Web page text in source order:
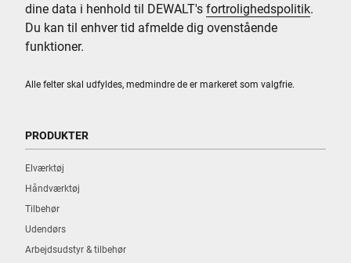
A. & O. JOHANSEN
Alle felter skal udfyldes, medmindre de er markeret som valgfrie.
dine data i henhold til DEWALT's fortrolighedspolitik.
Du kan til enhver tid afmelde dig ovenstående
funktioner.
PRODUKTER
Elværktøj
Håndværktøj
Tilbehør
Udendørs
Arbejdsudstyr & tilbehør